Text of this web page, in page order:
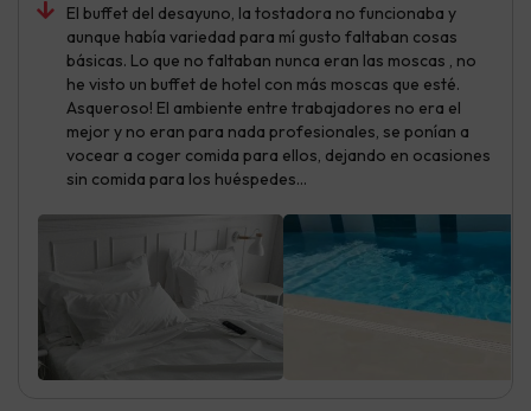
El buffet del desayuno, la tostadora no funcionaba y
aunque había variedad para mí gusto faltaban cosas
básicas. Lo que no faltaban nunca eran las moscas , no
he visto un buffet de hotel con más moscas que esté.
Asqueroso! El ambiente entre trabajadores no era el
mejor y no eran para nada profesionales, se ponían a
vocear a coger comida para ellos, dejando en ocasiones
sin comida para los huéspedes...